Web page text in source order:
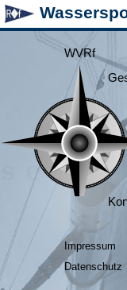
WVRf
Impressum
Datenschutz